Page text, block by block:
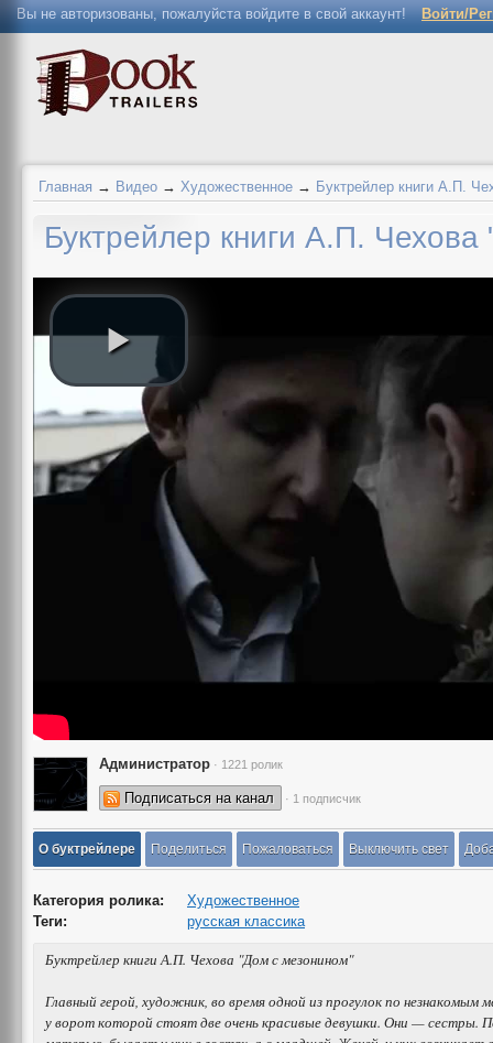
Вы не авторизованы, пожалуйста войдите в свой аккаунт! Войти/
Главная → Видео → Художественное → Буктрейлер книги А.П.
Буктрейлер книги А.П.
Администратор · 1221 ролик
Подписаться на канал · 1 подписчик
О буктрейлере Поделиться Пожаловаться Выключить свет
Категория ролика:
Художественное
Теги:
русская классика
Буктрейлер книги А.П. Чехова "Дом с мезонином"
Главный герой, художник, во время одной из прогулок по незнакомым
у ворот которой стоят две очень красивые девушки. Они — сестры.